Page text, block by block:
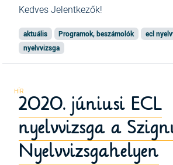
Kedves Jelentkezők!
aktuális Programok, beszámolók
ecl
nyelvvizsga
2020. júniusi ECL
nyelvvizsga a
Nyelvvizsgahelyen